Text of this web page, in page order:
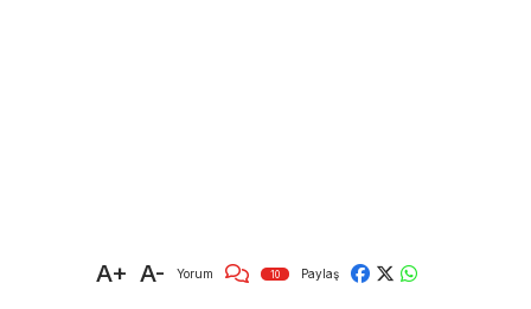
A+ A- Yorum 10 Paylaş